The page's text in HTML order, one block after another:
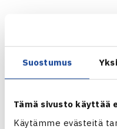
Suostumus
Tämä sivusto käyttää
Käytämme evästeitä
– Tämä oli ehdottomasti
avoimiin. Ei tässä ole
hyvä jatkaa kohti Puolaa